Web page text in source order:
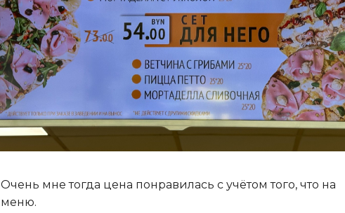
Очень мне тогда цена понравилась с учётом того, что на
меню.